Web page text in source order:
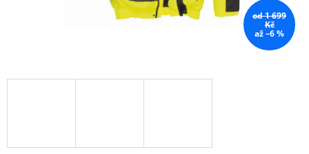
od 1 699
Kč
až –6 %